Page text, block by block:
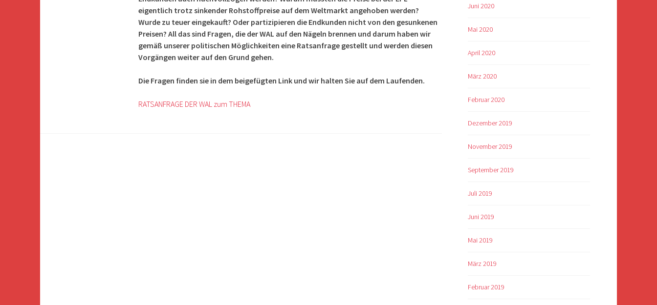
eigentlich trotz sinkender Rohstoffpreise auf dem Weltmarkt angehoben werden?
Wurde zu teuer eingekauft? Oder partizipieren die Endkunden nicht von den gesunkenen
Preisen? All das sind Fragen, die der WAL auf den Nägeln brennen und darum haben wir
gemäß unserer politischen Möglichkeiten eine Ratsanfrage gestellt und werden diesen
Vorgängen weiter auf den Grund gehen.
Die Fragen finden sie in dem beigefügten Link und wir halten Sie auf dem Laufenden.
RATSANFRAGE DER WAL zum THEMA
Juni 2020
Mai 2020
April 2020
März 2020
Februar 2020
Dezember 2019
November 2019
September 2019
Juli 2019
Juni 2019
Mai 2019
März 2019
Februar 2019